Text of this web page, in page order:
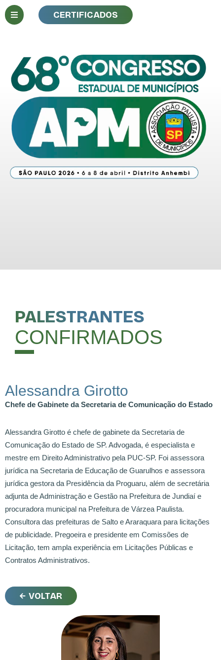
CERTIFICADOS
PALESTRANTES
CONFIRMADOS
Alessandra Girotto
Chefe de Gabinete da Secretaria de Comunicação do Estado
Alessandra Girotto é chefe de gabinete da Secretaria de
Comunicação do Estado de SP. Advogada, é especialista e
mestre em Direito Administrativo pela PUC-SP. Foi assessora
jurídica na Secretaria de Educação de Guarulhos e assessora
jurídica gestora da Presidência da Proguaru, além de secretária
adjunta de Administração e Gestão na Prefeitura de Jundiaí e
procuradora municipal na Prefeitura de Várzea Paulista.
Consultora das prefeituras de Salto e Araraquara para licitações
de publicidade. Pregoeira e presidente em Comissões de
Licitação, tem ampla experiência em Licitações Públicas e
Contratos Administrativos.
VOLTAR